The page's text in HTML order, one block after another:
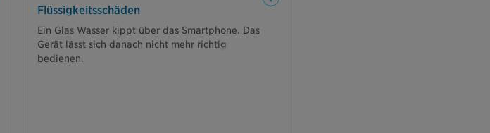
Flüssigkeitsschäden
Ein Glas Wasser kippt über das Smartphone. Das
Gerät lässt sich danach nicht mehr richtig
bedienen.
abgesichert sein.